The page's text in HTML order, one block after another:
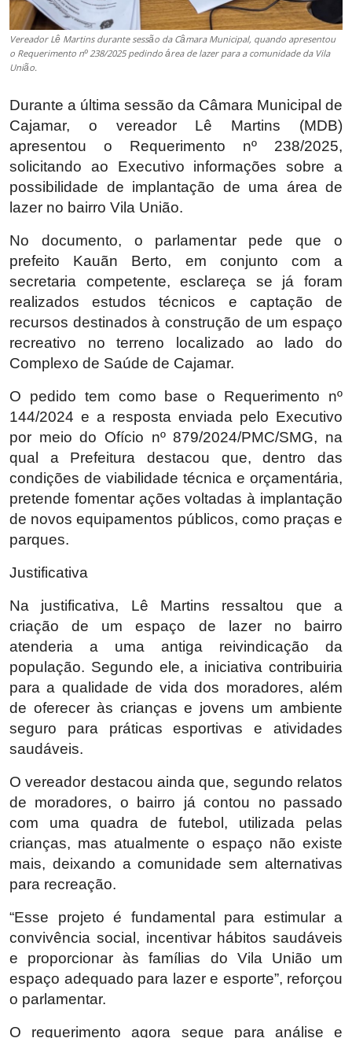
Vereador Lê Martins durante sessão da Câmara Municipal, quando apresentou
o Requerimento nº 238/2025 pedindo área de lazer para a comunidade da Vila
União.
Durante a última sessão da Câmara Municipal de
Cajamar, o vereador Lê Martins (MDB)
apresentou o Requerimento nº 238/2025,
solicitando ao Executivo informações sobre a
possibilidade de implantação de uma área de
lazer no bairro Vila União.
No documento, o parlamentar pede que o
prefeito Kauãn Berto, em conjunto com a
secretaria competente, esclareça se já foram
realizados estudos técnicos e captação de
recursos destinados à construção de um espaço
recreativo no terreno localizado ao lado do
Complexo de Saúde de Cajamar.
O pedido tem como base o Requerimento nº
144/2024 e a resposta enviada pelo Executivo
por meio do Ofício nº 879/2024/PMC/SMG, na
qual a Prefeitura destacou que, dentro das
condições de viabilidade técnica e orçamentária,
pretende fomentar ações voltadas à implantação
de novos equipamentos públicos, como praças e
parques.
Justificativa
Na justificativa, Lê Martins ressaltou que a
criação de um espaço de lazer no bairro
atenderia a uma antiga reivindicação da
população. Segundo ele, a iniciativa contribuiria
para a qualidade de vida dos moradores, além
de oferecer às crianças e jovens um ambiente
seguro para práticas esportivas e atividades
saudáveis.
O vereador destacou ainda que, segundo relatos
de moradores, o bairro já contou no passado
com uma quadra de futebol, utilizada pelas
crianças, mas atualmente o espaço não existe
mais, deixando a comunidade sem alternativas
para recreação.
“Esse projeto é fundamental para estimular a
convivência social, incentivar hábitos saudáveis
e proporcionar às famílias do Vila União um
espaço adequado para lazer e esporte”, reforçou
o parlamentar.
O requerimento agora segue para análise e